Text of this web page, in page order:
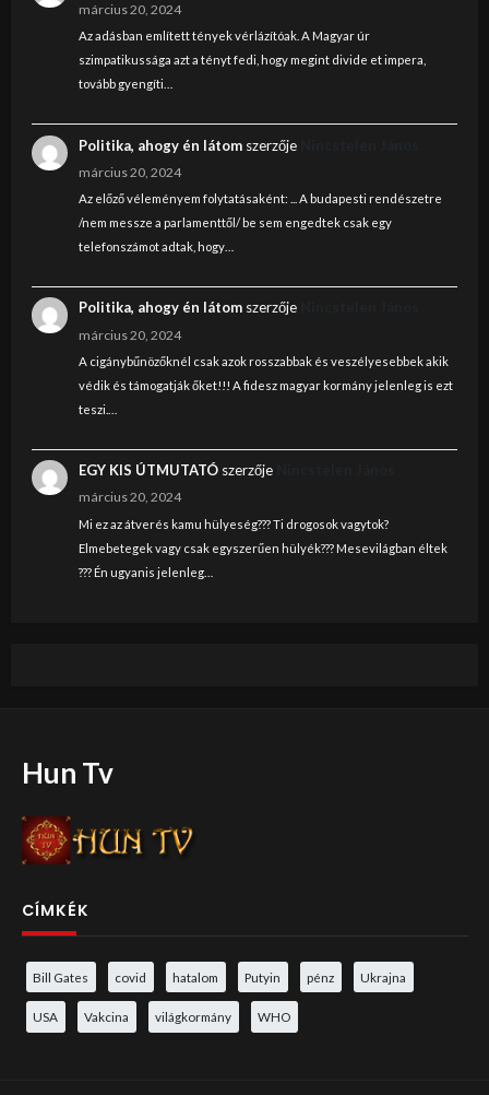
március 20, 2024
Az adásban említett tények vérlázítóak. A Magyar úr
szimpatikussága azt a tényt fedi, hogy megint divide et impera,
tovább gyengíti…
Politika, ahogy én látomszerzője
március 20, 2024
Az előző véleményem folytatásaként: ... A budapesti rendészetre
/nem messze a parlamenttől/ be sem engedtek csak egy
telefonszámot adtak, hogy…
Politika, ahogy én látomszerzője
március 20, 2024
A cigánybűnözőknél csak azok rosszabbak és veszélyesebbek akik
védik és támogatják őket!!! A fidesz magyar kormány jelenleg is ezt
teszi.…
EGY KIS ÚTMUTATÓszerzője
március 20, 2024
Mi ez az átverés kamu hülyeség??? Ti drogosok vagytok?
Elmebetegek vagy csak egyszerűen hülyék??? Mesevilágban éltek
??? Én ugyanis jelenleg…
Hun Tv
CÍMKÉK
Bill Gates covid hatalom Putyin pénz Ukrajna
USA Vakcina világkormány WHO